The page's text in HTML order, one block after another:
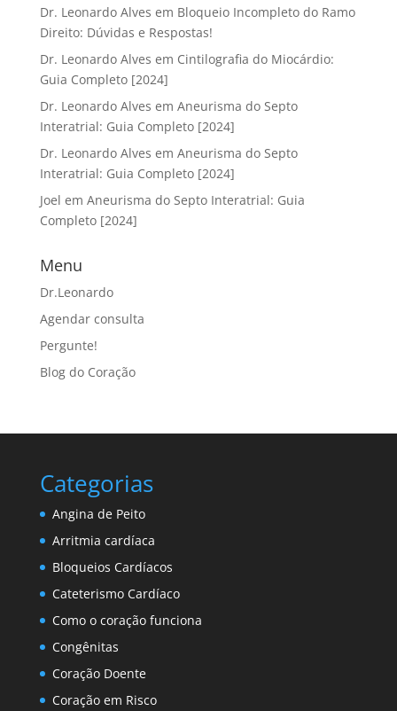
Dr. Leonardo Alves em Bloqueio Incompleto do Ramo
Direito: Dúvidas e Respostas!
Dr. Leonardo Alves em Cintilografia do Miocárdio:
Guia Completo [2024]
Dr. Leonardo Alves em Aneurisma do Septo
Interatrial: Guia Completo [2024]
Dr. Leonardo Alves em Aneurisma do Septo
Interatrial: Guia Completo [2024]
Joel em Aneurisma do Septo Interatrial: Guia
Completo [2024]
Menu
Dr.Leonardo
Agendar consulta
Pergunte!
Blog do Coração
Categorias
Angina de Peito
Arritmia cardíaca
Bloqueios Cardíacos
Cateterismo Cardíaco
Como o coração funciona
Congênitas
Coração Doente
Coração em Risco